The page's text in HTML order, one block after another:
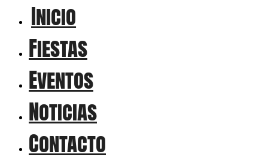
Inicio
Fiestas
Eventos
Noticias
Contacto